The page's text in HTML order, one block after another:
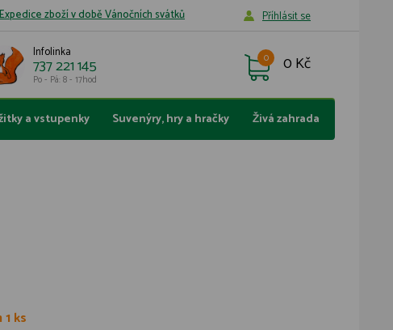
Expedice zboží v době Vánočních svátků Příhlásit se
Infolinka
737 221 145
Po - Pá: 8 - 17hod
0 Kč
0
a vstupenky Suvenýry, hry a hračky Živá zahrada
ks